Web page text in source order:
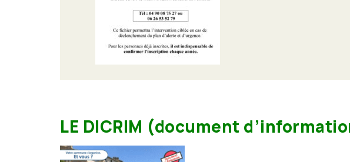
LE DICRIM (document